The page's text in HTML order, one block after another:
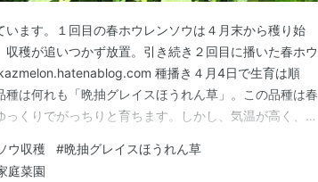
ます。１回目の春ホウレンソウは４月末から穫り始
穫が追いつかず放置。引き続き２回目に播いた春ホウ
種播き４月4日で生育は順
は何れも「晩抽グレイスほうれん草」。この品種は春
くりでがっちりと育ちます。しかし、気温が高く、想
でも生長スピードが速い。 穫っても穫ってもと言う
ウ収穫 #晩抽グレイスほうれん草
庭菜園